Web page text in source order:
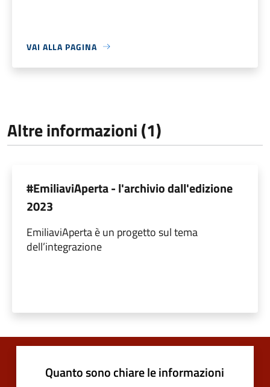
VAI ALLA PAGINA
Altre informazioni (1)
#EmiliaviAperta - l'archivio dall'edizione
2023
EmiliaviAperta è un progetto sul tema
dell’integrazione
Quanto sono chiare le informazioni